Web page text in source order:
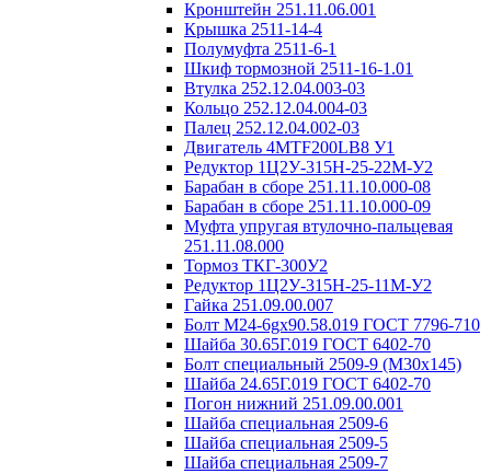
Кронштейн 251.11.06.001
Крышка 2511-14-4
Полумуфта 2511-6-1
Шкиф тормозной 2511-16-1.01
Втулка 252.12.04.003-03
Кольцо 252.12.04.004-03
Палец 252.12.04.002-03
Двигатель 4МTF200LB8 У1
Редуктор 1Ц2У-315Н-25-22М-У2
Барабан в сборе 251.11.10.000-08
Барабан в сборе 251.11.10.000-09
Муфта упругая втулочно-пальцевая
251.11.08.000
Тормоз ТКГ-300У2
Редуктор 1Ц2У-315Н-25-11М-У2
Гайка 251.09.00.007
Болт М24-6gх90.58.019 ГОСТ 7796-710
Шайба 30.65Г.019 ГОСТ 6402-70
Болт специальный 2509-9 (М30х145)
Шайба 24.65Г.019 ГОСТ 6402-70
Погон нижний 251.09.00.001
Шайба специальная 2509-6
Шайба специальная 2509-5
Шайба специальная 2509-7